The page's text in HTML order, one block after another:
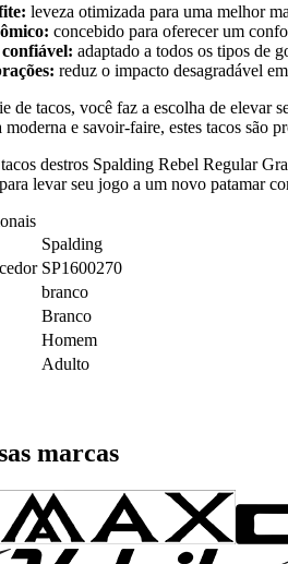
leveza otimizada para uma melhor
concebido para oferecer um
adaptado a todos os tipos de
reduz o impacto desagradável
de tacos, você faz a escolha de elevar
e savoir-faire, estes tacos são
destros Spalding Rebel Regular
levar seu jogo a um novo patamar
Spalding
SP1600270
branco
Branco
Homem
Adulto
marcas